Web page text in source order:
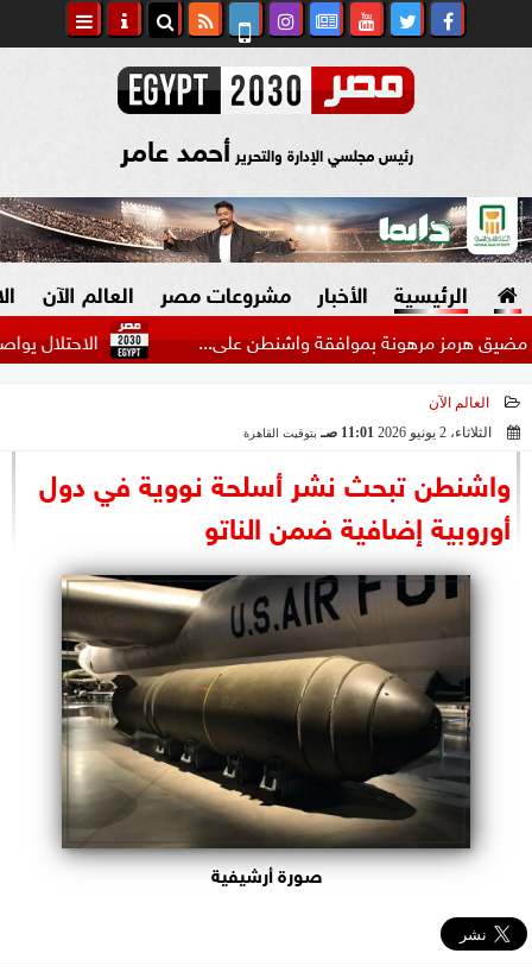
رئيس مجلسي الإدارة والتحرير أحمد عامر
الرئيسية الأخبار
السياسة
الرئاسة
البرلمان
الوزارات
الأحزاب
دين وفتاوى
مشروعات مصر العالم الآن
الاحتلال يواصل مرهونة بموافقة واشنطن على...
العالم الآن
الثلاثاء، 2 يونيو 2026
11:01 صـ بتوقيت القاهرة
واشنطن تبحث نشر أسلحة نووية في دول
أوروبية إضافية ضمن الناتو
صورة أرشيفية